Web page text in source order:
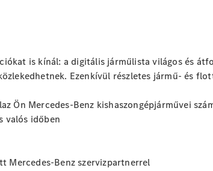
is kínál: a digitális járműlista világos és
Ezenkívül részletes jármű- és
Ön Mercedes-Benz kishaszongépjárművei
valós időben
Mercedes-Benz szervizpartnerrel